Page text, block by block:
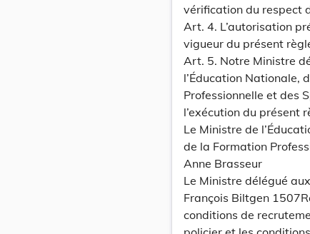
vérification du respect
Art. 4. L’autorisation
vigueur du présent
Art. 5. Notre Ministre
l’Éducation Nationale,
Professionnelle et des
l’exécution du présent
Le Ministre de
de la Formation
Anne Brasseur
Le Ministre délégué
François Biltgen
conditions de